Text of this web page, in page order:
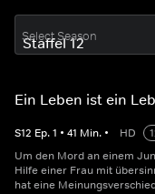
Select Season
Ein Leben ist ein
S12 Ep.1 • 41 Min. • HD
Um den Mord an einem
Hilfe einer Frau mit
hat eine